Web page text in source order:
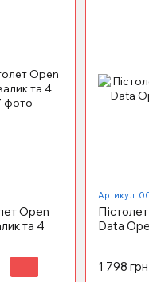
Open
та 4
Артикул:
Data
1 798 грн